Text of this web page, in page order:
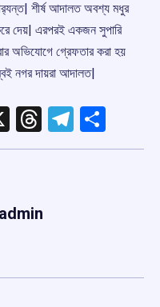
শীর্ষ আদালত অবশ্য মধুর
দেয়| এরপরই একজন সুপারি
অভিযোগে গ্রেফতার করা হয়
নগর দায়রা আদালত|
X Threads
admin